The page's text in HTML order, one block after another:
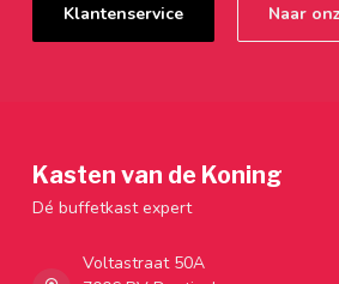
Klantenservice Naar
Kasten van de Koning
Dé buffetkast expert
Voltastraat 50A